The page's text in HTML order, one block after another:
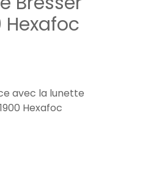
Hexafoc
avec la lunette
Hexafoc